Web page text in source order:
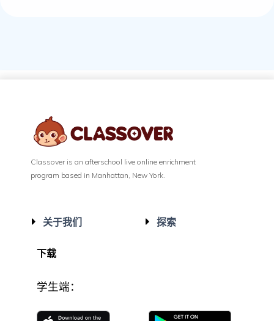
Classover is an afterschool live online enrichment
program based in Manhattan, New York.
关于我们 探索
下载
学生端：